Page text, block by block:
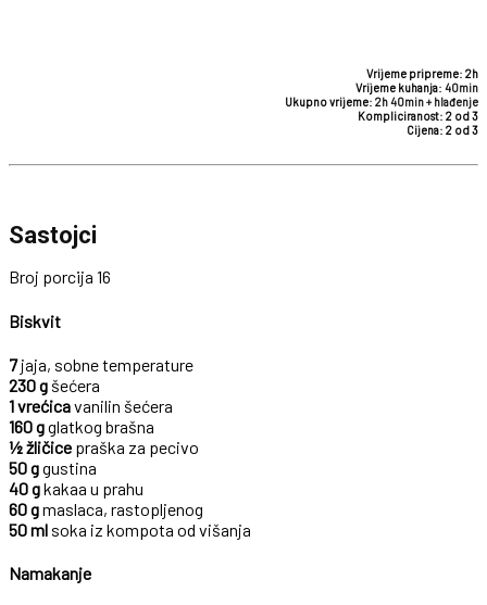
Vrijeme pripreme: 2h
Vrijeme kuhanja: 40min
Ukupno vrijeme: 2h 40min+ hlađenje
Kompliciranost: 2 od 3
Cijena: 2 od 3
Sastojci
Broj porcija 16
Biskvit
7jaja, sobne temperature
230 g šećera
1 vrećicavanilin šećera
160 gglatkog brašna
½ žličice praška za pecivo
50 ggustina
40 gkakaa u prahu
60 gmaslaca, rastopljenog
50 ml soka iz kompota od višanja
Namakanje